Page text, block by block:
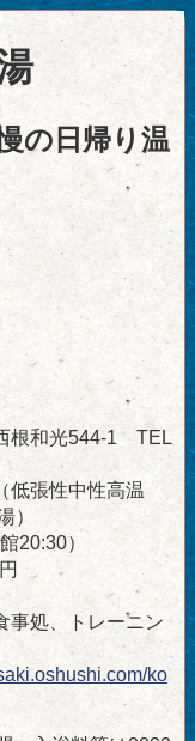
の日帰り温
根和光544-1 TEL
張性中性高温
）
20:30）
処、トレーニン
ko